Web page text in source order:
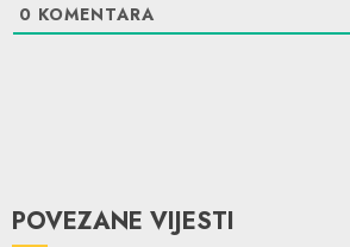
0 KOMENTARA
POVEZANE VIJESTI